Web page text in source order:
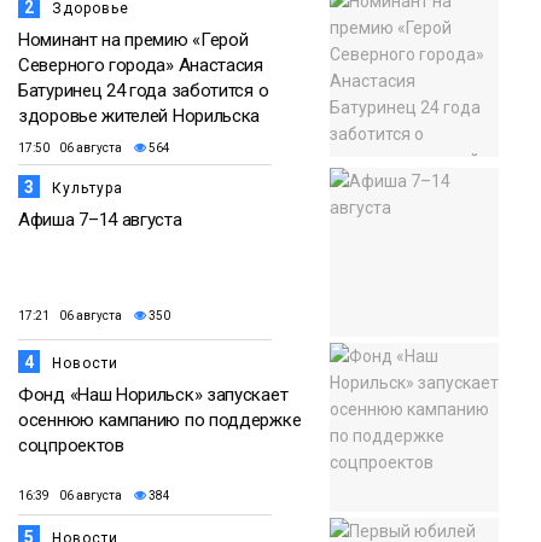
2 Здоровье
Номинант на премию «Герой
Северного города» Анастасия
Батуринец 24 года заботится о
здоровье жителей Норильска
17:50 06 августа 564
3 Культура
Афиша 7–14 августа
17:21 06 августа 350
4 Новости
Фонд «Наш Норильск» запускает
осеннюю кампанию по поддержке
соцпроектов
16:39 06 августа 384
5 Новости